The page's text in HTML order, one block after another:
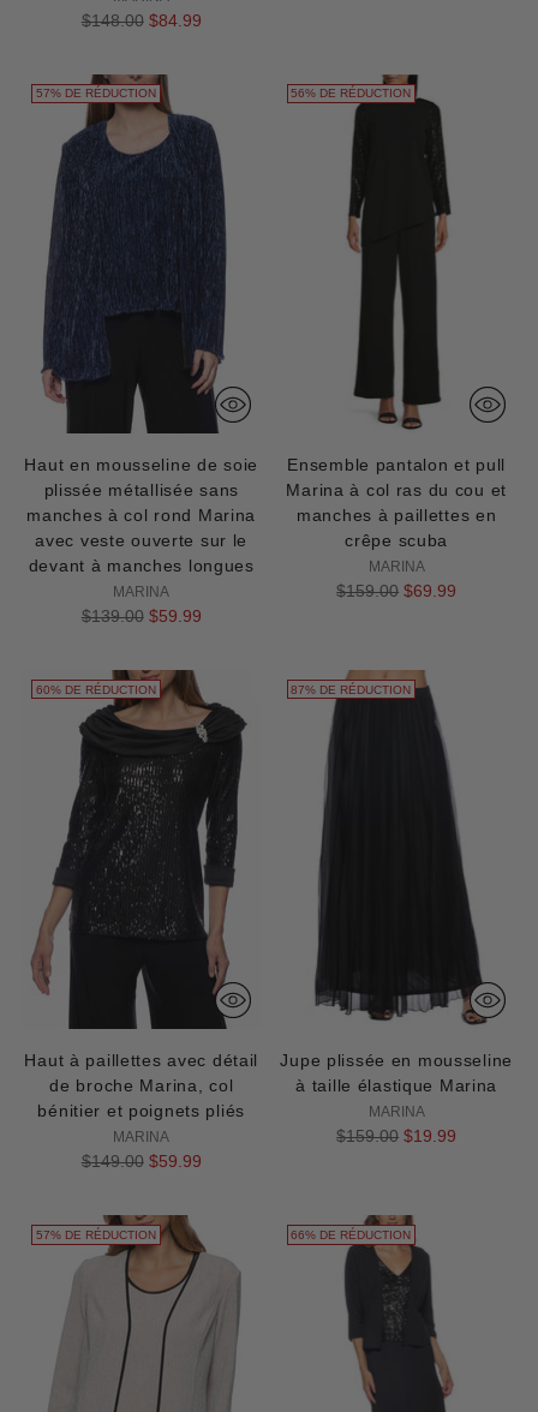
Prix
$148.00 $84.99
57% DE RÉDUCTION
Haut en mousseline de soie
plissée métallisée sans
manches à col rond Marina
avec veste ouverte sur le
devant à manches longues
MARINA
Prix
$139.00 $59.99
56% DE RÉDUCTION
Ensemble pantalon et pull
Marina à col ras du cou et
manches à paillettes en
crêpe scuba
MARINA
Prix
$159.00 $69.99
60% DE RÉDUCTION
Haut à paillettes avec détail
de broche Marina, col
bénitier et poignets pliés
MARINA
Prix
$149.00 $59.99
87% DE RÉDUCTION
Jupe plissée en mousseline
à taille élastique Marina
MARINA
Prix
$159.00 $19.99
57% DE RÉDUCTION 66% DE RÉDUCTION